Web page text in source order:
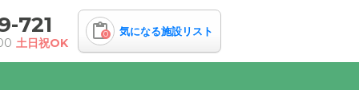
721
土日祝OK
0 気になる施設リスト